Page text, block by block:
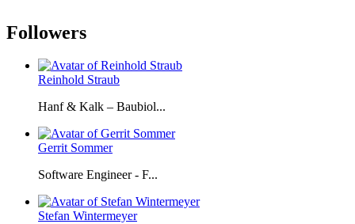
Followers
Reinhold Straub
Hanf & Kalk – Baubiol...
Gerrit Sommer
Software Engineer - F...
Stefan Wintermeyer